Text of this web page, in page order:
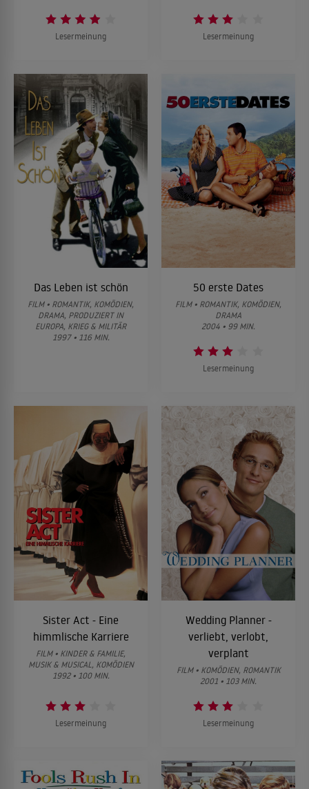
Lesermeinung Lesermeinung
Das Leben ist schön
FILM • ROMANTIK, KOMÖDIEN,
DRAMA, PRODUZIERT IN
EUROPA, KRIEG & MILITÄR
1997 • 116 MIN.
50 erste Dates
FILM • ROMANTIK, KOMÖDIEN,
DRAMA
2004 • 99 MIN.
Lesermeinung
Sister Act - Eine
himmlische Karriere
FILM • KINDER & FAMILIE,
MUSIK & MUSICAL, KOMÖDIEN
1992 • 100 MIN.
Lesermeinung
Wedding Planner -
verliebt, verlobt,
verplant
FILM • KOMÖDIEN, ROMANTIK
2001 • 103 MIN.
Lesermeinung